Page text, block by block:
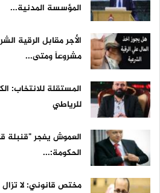
المؤسسة المدنية...
الأجر مقابل الرقية
مشروعاً ومتى...
المستقلة للانتخاب:
للرياطي
العموش يفجر "قنبلة
الحكومة:...
مختص قانوني: لا تزال